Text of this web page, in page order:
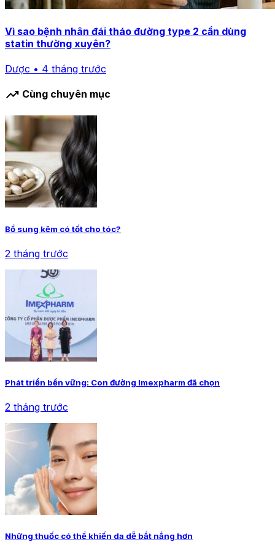
Vì sao bệnh nhân đái tháo đường type 2 cần dùng
statin thường xuyên?
Dược • 4 tháng trước
trending_up Cùng chuyên mục
Bổ sung kẽm có tốt cho tóc?
2 tháng trước
Phát triển bền vững: Con đường Imexpharm đã chọn
2 tháng trước
Những thuốc có thể khiến da dễ bắt nắng hơn